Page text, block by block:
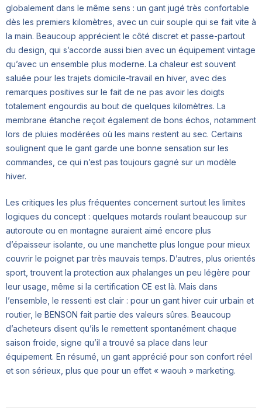
globalement dans le même sens : un gant jugé très confortable
dès les premiers kilomètres, avec un cuir souple qui se fait vite à
la main. Beaucoup apprécient le côté discret et passe-partout
du design, qui s’accorde aussi bien avec un équipement vintage
qu’avec un ensemble plus moderne. La chaleur est souvent
saluée pour les trajets domicile-travail en hiver, avec des
remarques positives sur le fait de ne pas avoir les doigts
totalement engourdis au bout de quelques kilomètres. La
membrane étanche reçoit également de bons échos, notamment
lors de pluies modérées où les mains restent au sec. Certains
soulignent que le gant garde une bonne sensation sur les
commandes, ce qui n’est pas toujours gagné sur un modèle
hiver.
Les critiques les plus fréquentes concernent surtout les limites
logiques du concept : quelques motards roulant beaucoup sur
autoroute ou en montagne auraient aimé encore plus
d’épaisseur isolante, ou une manchette plus longue pour mieux
couvrir le poignet par très mauvais temps. D’autres, plus orientés
sport, trouvent la protection aux phalanges un peu légère pour
leur usage, même si la certification CE est là. Mais dans
l’ensemble, le ressenti est clair : pour un gant hiver cuir urbain et
routier, le BENSON fait partie des valeurs sûres. Beaucoup
d’acheteurs disent qu’ils le remettent spontanément chaque
saison froide, signe qu’il a trouvé sa place dans leur
équipement. En résumé, un gant apprécié pour son confort réel
et son sérieux, plus que pour un effet « waouh » marketing.